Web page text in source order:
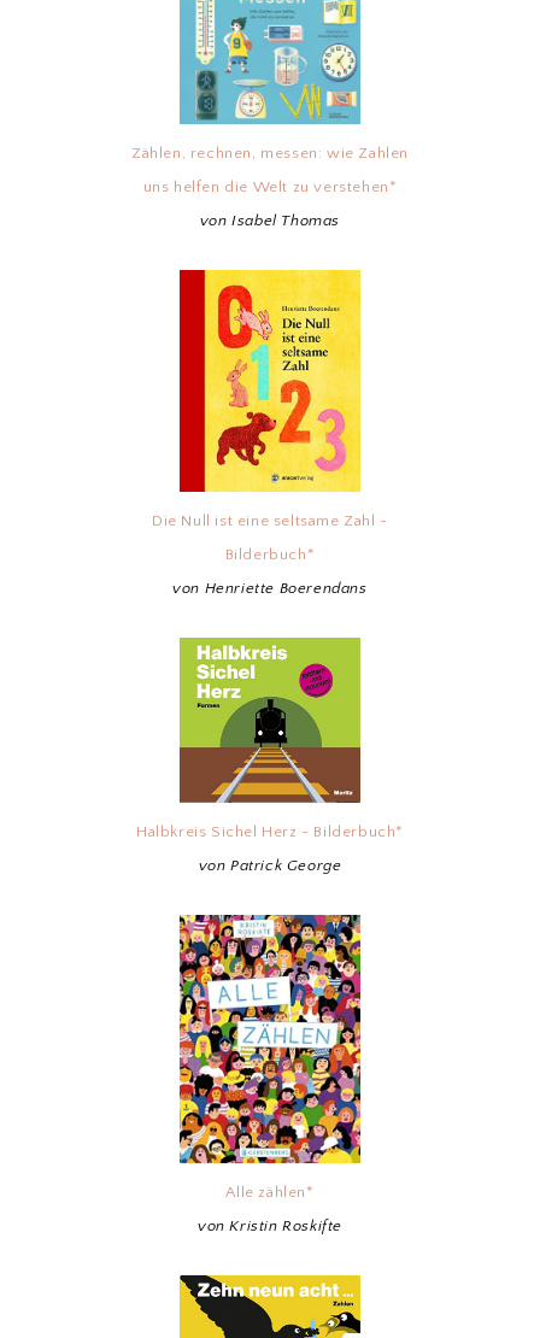
Zählen, rechnen, messen: wie Zahlen
uns helfen die Welt zu verstehen*
von Isabel Thomas
Die Null ist eine seltsame Zahl -
Bilderbuch*
von Henriette Boerendans
Halbkreis Sichel Herz - Bilderbuch*
von Patrick George
Alle zählen*
von Kristin Roskifte